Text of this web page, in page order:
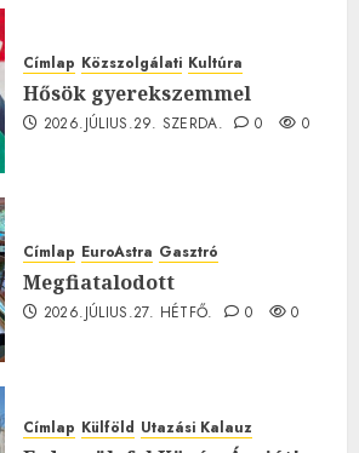
Címlap Közszolgálati Kultúra
Hősök gyerekszemmel
2026.JÚLIUS.29. SZERDA. 0 0
Címlap EuroAstra Gasztró
Megfiatalodott
2026.JÚLIUS.27. HÉTFŐ. 0 0
Címlap Külföld Utazási Kalauz